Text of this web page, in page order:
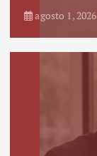
agosto 1, 2026